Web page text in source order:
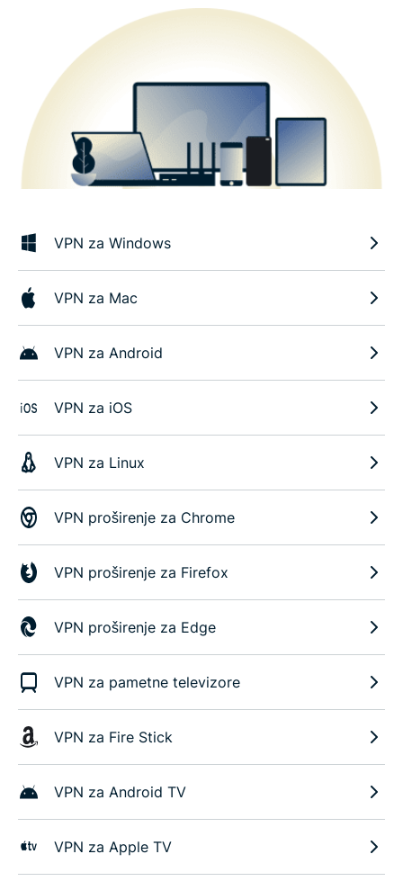
VPN za Windows
VPN za Mac
VPN za Android
VPN za iOS
VPN za Linux
VPN proširenje za Chrome
VPN proširenje za Firefox
VPN proširenje za Edge
VPN za pametne televizore
VPN za Fire Stick
VPN za Android TV
VPN za Apple TV